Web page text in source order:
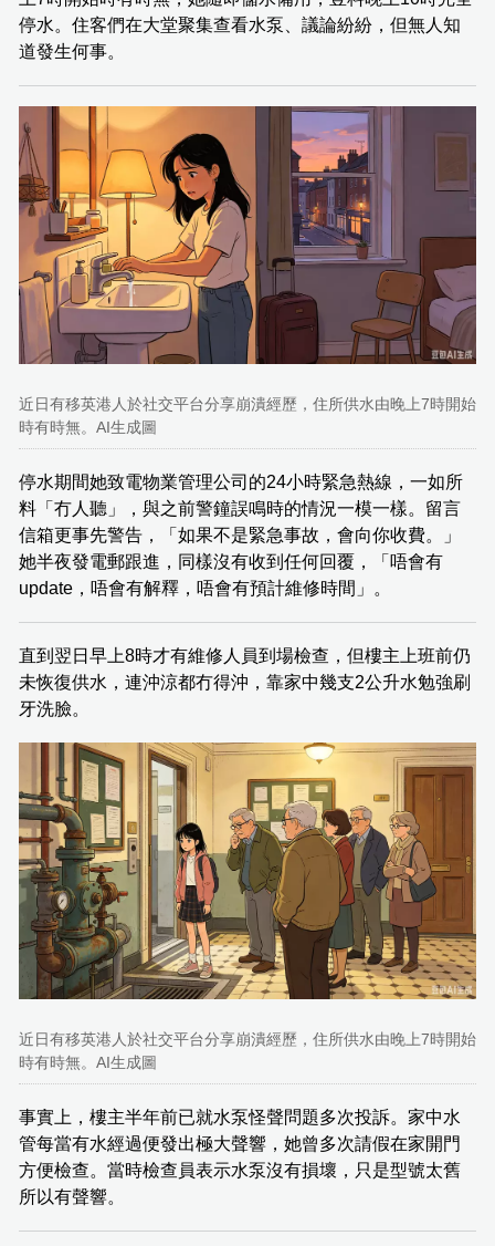
停水。住客們在大堂聚集查看水泵、議論紛紛，但無人知
道發生何事。
近日有移英港人於社交平台分享崩潰經歷，住所供水由晚上7時開始
時有時無。AI生成圖
停水期間她致電物業管理公司的24小時緊急熱線，一如所
料「冇人聽」，與之前警鐘誤鳴時的情況一模一樣。留言
信箱更事先警告，「如果不是緊急事故，會向你收費。」
她半夜發電郵跟進，同樣沒有收到任何回覆，「唔會有
update，唔會有解釋，唔會有預計維修時間」。
直到翌日早上8時才有維修人員到場檢查，但樓主上班前仍
未恢復供水，連沖涼都冇得沖，靠家中幾支2公升水勉強刷
牙洗臉。
近日有移英港人於社交平台分享崩潰經歷，住所供水由晚上7時開始
時有時無。AI生成圖
事實上，樓主半年前已就水泵怪聲問題多次投訴。家中水
管每當有水經過便發出極大聲響，她曾多次請假在家開門
方便檢查。當時檢查員表示水泵沒有損壞，只是型號太舊
所以有聲響。